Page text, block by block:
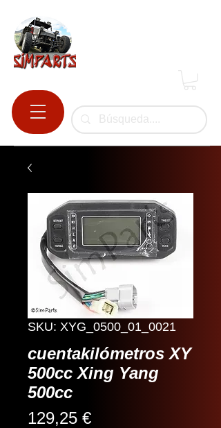
SKU: XYG_0500_01_0021
cuentakilómetros XY
500cc Xing Yang
500cc
129,25 €Precio